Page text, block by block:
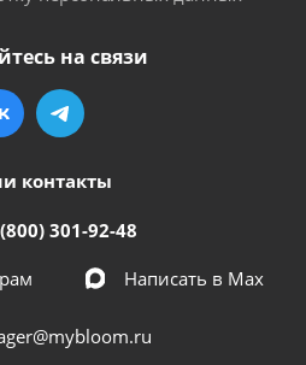
на связи
контакты
301-92-48
Написать в Мах